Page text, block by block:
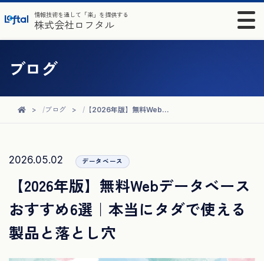
情報技術を通して「楽」を提供する
株式会社ロフタル
ブログ
ブログ 【2026年版】無料Webデータベースおすすめ6選｜本当にタダで使える製品と落とし穴
2026.05.02 データベース
【2026年版】無料Webデータベース
おすすめ6選｜本当にタダで使える
製品と落とし穴